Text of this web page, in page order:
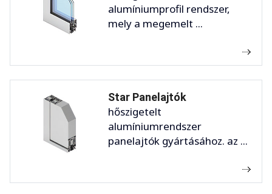
alumíniumprofil rendszer,
mely a megemelt ...
Star Panelajtók
hőszigetelt
alumíniumrendszer
panelajtók gyártásához. az ...